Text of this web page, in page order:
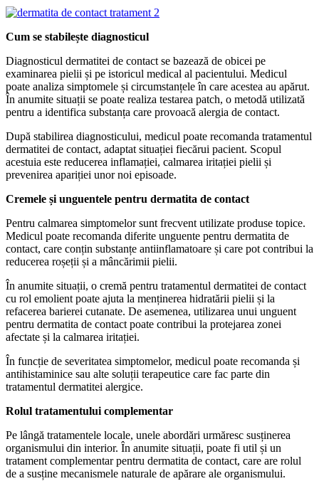
Cum se stabilește diagnosticul
Diagnosticul dermatitei de contact se bazează de obicei pe
examinarea pielii și pe istoricul medical al pacientului. Medicul
poate analiza simptomele și circumstanțele în care acestea au apărut.
În anumite situații se poate realiza testarea patch, o metodă utilizată
pentru a identifica substanța care provoacă alergia de contact.
După stabilirea diagnosticului, medicul poate recomanda tratamentul
dermatitei de contact, adaptat situației fiecărui pacient. Scopul
acestuia este reducerea inflamației, calmarea iritației pielii și
prevenirea apariției unor noi episoade.
Cremele și unguentele pentru dermatita de contact
Pentru calmarea simptomelor sunt frecvent utilizate produse topice.
Medicul poate recomanda diferite unguente pentru dermatita de
contact, care conțin substanțe antiinflamatoare și care pot contribui la
reducerea roșeții și a mâncărimii pielii.
În anumite situații, o cremă pentru tratamentul dermatitei de contact
cu rol emolient poate ajuta la menținerea hidratării pielii și la
refacerea barierei cutanate. De asemenea, utilizarea unui unguent
pentru dermatita de contact poate contribui la protejarea zonei
afectate și la calmarea iritației.
În funcție de severitatea simptomelor, medicul poate recomanda și
antihistaminice sau alte soluții terapeutice care fac parte din
tratamentul dermatitei alergice.
Rolul tratamentului complementar
Pe lângă tratamentele locale, unele abordări urmăresc susținerea
organismului din interior. În anumite situații, poate fi util și un
tratament complementar pentru dermatita de contact, care are rolul
de a susține mecanismele naturale de apărare ale organismului.